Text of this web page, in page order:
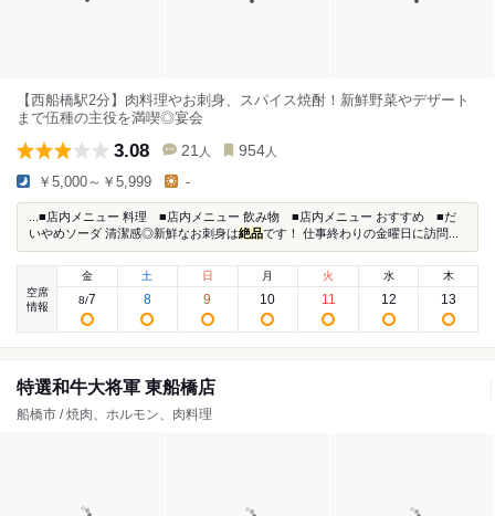
【西船橋駅2分】肉料理やお刺身、スパイス焼酎！新鮮野菜やデザート
まで伍種の主役を満喫◎宴会
3.08 21 人 954 人
￥5,000～￥5,999 -
...■店内メニュー 料理 ■店内メニュー 飲み物 ■店内メニュー おすすめ ■だ
いやめソーダ 清潔感◎新鮮なお刺身は絶品です！ 仕事終わりの金曜日に訪問...
空席
情報
金
8/7
土
8
日
9
月
10
火
11
水
12
木
13
特選和牛大将軍 東船橋店
船橋市 / 焼肉、ホルモン、肉料理